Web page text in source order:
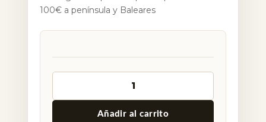
100€ a península y Baleares
Añadir al carrito
Alternative: